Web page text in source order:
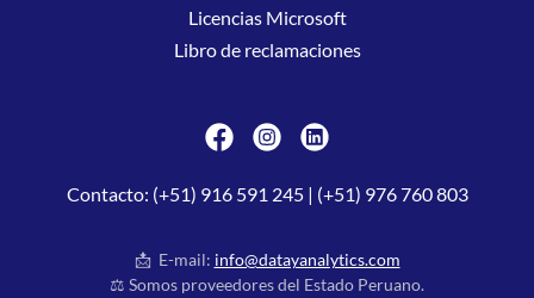
Licencias Microsoft
Libro de reclamaciones
Contacto: (+51) 916 591 245| (+51) 976 760 803
📩 E-mail: info@datayanalytics.com
⚖️ Somos proveedores del Estado Peruano.